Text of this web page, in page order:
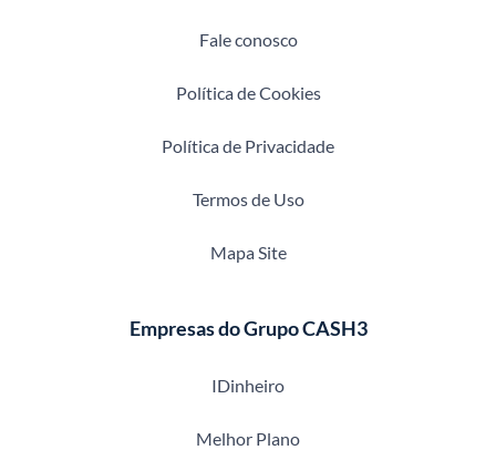
Fale conosco
Política de Cookies
Política de Privacidade
Termos de Uso
Mapa Site
Empresas do Grupo CASH3
IDinheiro
Melhor Plano